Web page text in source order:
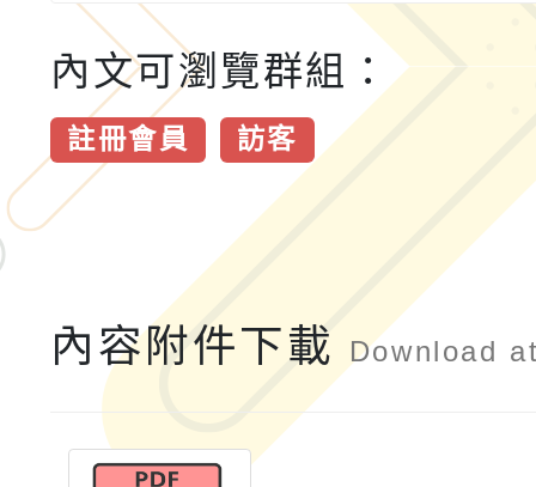
內文可瀏覽群組：
註冊會員 訪客
內容附件下載 Download